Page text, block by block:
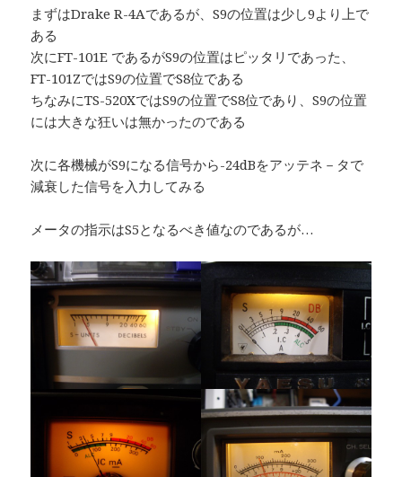
まずはDrake R-4Aであるが、S9の位置は少し9より上で
ある
次にFT-101E であるがS9の位置はピッタリであった、
FT-101ZではS9の位置でS8位である
ちなみにTS-520XではS9の位置でS8位であり、S9の位置
には大きな狂いは無かったのである
次に各機械がS9になる信号から-24dBをアッテネ－タで
減衰した信号を入力してみる
メータの指示はS5となるべき値なのであるが…